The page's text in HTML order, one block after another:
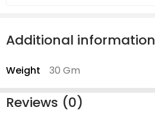
Additional information
Weight 30 Gm
Reviews (0)